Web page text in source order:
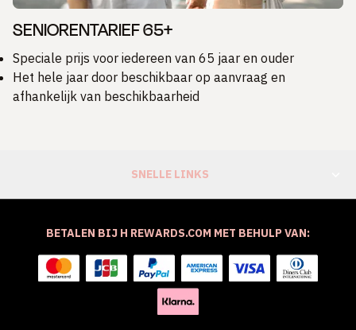
SENIORENTARIEF 65+
Speciale prijs voor iedereen van 65 jaar en ouder
Het hele jaar door beschikbaar op aanvraag en
afhankelijk van beschikbaarheid
SNELLE LINKS
BETALEN BIJ H REWARDS.COM MET BEHULP VAN: